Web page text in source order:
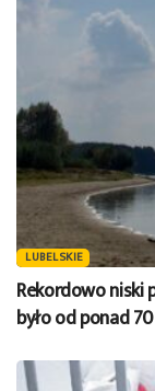
LUBELSKIE
Rekordowo niski
było od ponad